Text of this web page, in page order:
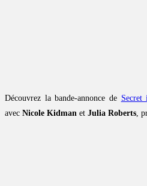
Découvrez la bande-annonce de
avec Nicole Kidman et Julia Roberts,